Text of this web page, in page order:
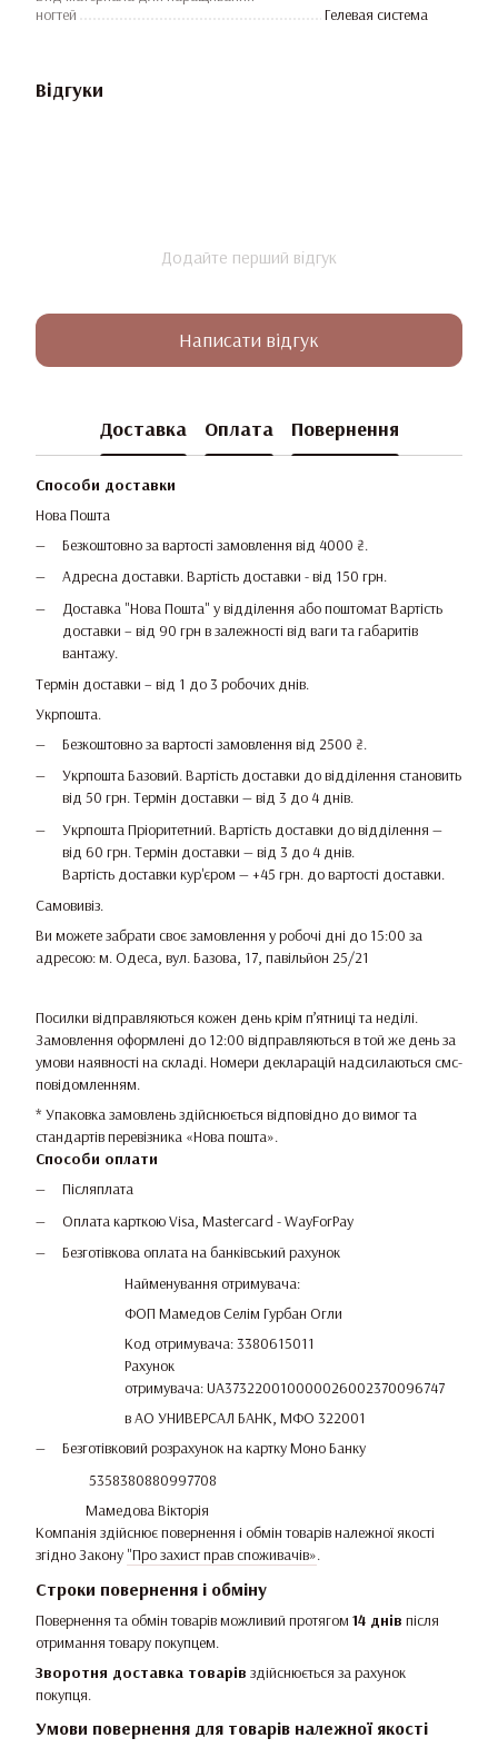
ногтей
Гелевая система
Відгуки
Додайте перший відгук
Написати відгук
Доставка Оплата Повернення
Способи доставки
Нова Пошта
Безкоштовно за вартості замовлення від 4000 ₴.
Адресна доставки. Вартість доставки - від 150 грн.
Доставка "Нова Пошта" у відділення або поштомат Вартість
доставки – від 90 грн в залежності від ваги та габаритів
вантажу.
Термін доставки – від 1 до 3 робочих днів.
Укрпошта.
Безкоштовно за вартості замовлення від 2500 ₴.
Укрпошта Базовий. Вартість доставки до відділення становить
від 50 грн. Термін доставки — від 3 до 4 днів.
Укрпошта Пріоритетний. Вартість доставки до відділення —
від 60 грн. Термін доставки — від 3 до 4 днів.
Вартість доставки кур'єром — +45 грн. до вартості доставки.
Самовивіз.
Ви можете забрати своє замовлення у робочі дні до 15:00 за
адресою: м. Одеса, вул. Базова, 17, павільйон 25/21
Посилки відправляються кожен день крім п’ятниці та неділі.
Замовлення оформлені до 12:00 відправляються в той же день за
умови наявності на складі. Номери декларацій надсилаються смс-
повідомленням.
* Упаковка замовлень здійснюється відповідно до вимог та
стандартів перевізника «Нова пошта».
Способи оплати
Післяплата
Оплата карткою Visa, Mastercard - WayForPay
Безготівкова оплата на банківський рахунок
Найменування отримувача:
ФОП Мамедов Селім Гурбан Огли
Код отримувача: 3380615011
Рахунок
отримувача: UA373220010000026002370096747
в АО УНИВЕРСАЛ БАНК, МФО 322001
Безготівковий розрахунок на картку Моно Банку
5358380880997708
Мамедова Вікторія
Компанія здійснює повернення і обмін товарів належної якості
згідно Закону "Про захист прав споживачів».
Строки повернення і обміну
Повернення та обмін товарів можливий протягом 14 днів після
отримання товару покупцем.
Зворотня доставка товарів здійснюється за рахунок
покупця.
Умови повернення для товарів належної якості